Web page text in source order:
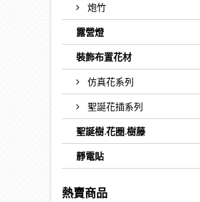
炮竹
露營燈
裝飾布置花材
仿真花系列
聖誕花插系列
聖誕樹.花圈.樹藤
靜電貼
熱賣商品